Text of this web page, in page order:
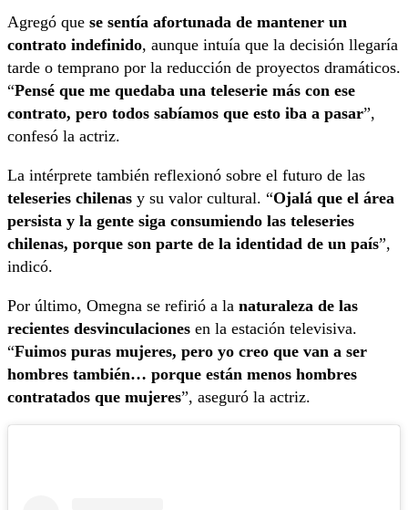
Agregó que se sentía afortunada de mantener un
contrato indefinido, aunque intuía que la decisión llegaría
tarde o temprano por la reducción de proyectos dramáticos.
“Pensé que me quedaba una teleserie más con ese
contrato, pero todos sabíamos que esto iba a pasar”,
confesó la actriz.
La intérprete también reflexionó sobre el futuro de las
teleseries chilenas y su valor cultural. “Ojalá que el área
persista y la gente siga consumiendo las teleseries
chilenas, porque son parte de la identidad de un país”,
indicó.
Por último, Omegna se refirió a la naturaleza de las
recientes desvinculaciones en la estación televisiva.
“Fuimos puras mujeres, pero yo creo que van a ser
hombres también… porque están menos hombres
contratados que mujeres”, aseguró la actriz.